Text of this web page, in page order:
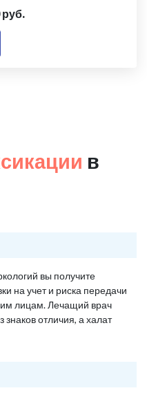
руб.
в
вы получите
на учет и риска передачи
лицам. Лечащий врач
отличия, а халат